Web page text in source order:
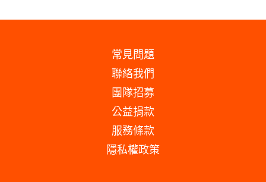
常見問題
聯絡我們
團隊招募
公益捐款
服務條款
隱私權政策